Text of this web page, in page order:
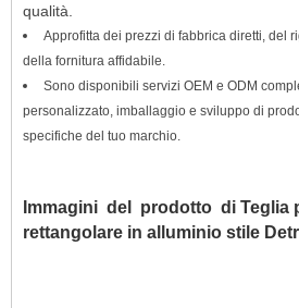
qualità.
Approfitta dei prezzi di fabbrica diretti, del
della fornitura affidabile.
Sono disponibili servizi OEM e ODM
personalizzato, imballaggio e sviluppo di
specifiche del tuo marchio.
Immagini del prodotto di Teglia
rettangolare in alluminio stile